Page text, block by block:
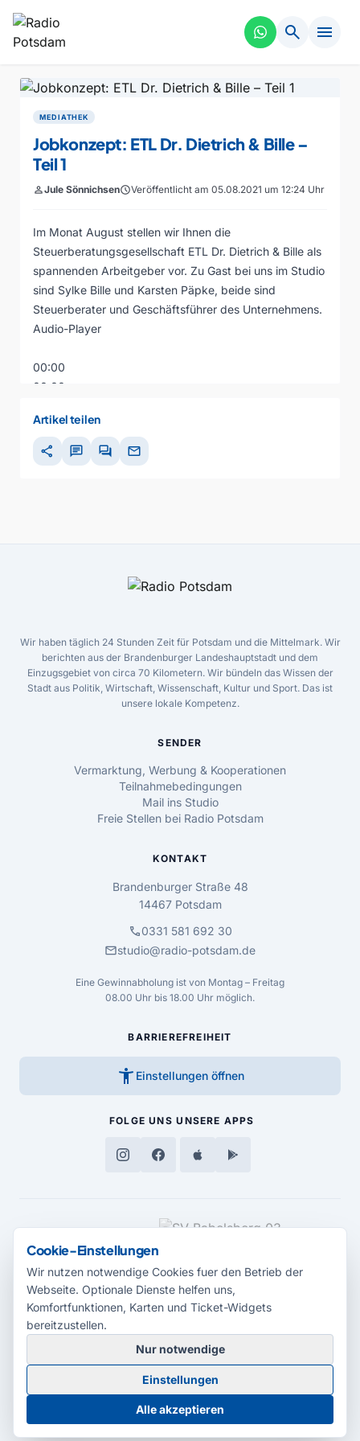
search menu
MEDIATHEK
Jobkonzept: ETL Dr. Dietrich & Bille –
Teil 1
personJule SönnichsenscheduleVeröffentlicht am 05.08.2021 um 12:24 Uhr
Im Monat August stellen wir Ihnen die
Steuerberatungsgesellschaft ETL Dr. Dietrich & Bille als
spannenden Arbeitgeber vor. Zu Gast bei uns im Studio
sind Sylke Bille und Karsten Päpke, beide sind
Steuerberater und Geschäftsführer des Unternehmens.
Audio-Player
00:00
00:00
Artikel teilen
share chat forum mail
Wir haben täglich 24 Stunden Zeit für Potsdam und die Mittelmark. Wir
berichten aus der Brandenburger Landeshauptstadt und dem
Einzugsgebiet von circa 70 Kilometern. Wir bündeln das Wissen der
Stadt aus Politik, Wirtschaft, Wissenschaft, Kultur und Sport. Das ist
unsere lokale Kompetenz.
SENDER
Vermarktung, Werbung & Kooperationen
Teilnahmebedingungen
Mail ins Studio
Freie Stellen bei Radio Potsdam
KONTAKT
Brandenburger Straße 48
14467 Potsdam
call0331 581 692 30
mailstudio@radio-potsdam.de
Eine Gewinnabholung ist von Montag – Freitag
08.00 Uhr bis 18.00 Uhr möglich.
BARRIEREFREIHEIT
accessibility_new Einstellungen öffnen
FOLGE UNS UNSERE APPS
MEDIENPARTNER
© 2026 Radio Potsdam. Webseite entwickelt durch dieMedienagentur
Babelsberg
BarrierefreiheitserklärungAGBDatenschutzImpressum
Cookie-Einstellungen
Cookie-Einstellungen
Wir nutzen notwendige Cookies fuer den Betrieb der
Webseite. Optionale Dienste helfen uns,
Komfortfunktionen, Karten und Ticket-Widgets
bereitzustellen.
Nur notwendige
Einstellungen
Alle akzeptieren